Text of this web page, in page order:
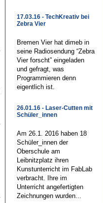
17.03.16 - TechKreativ bei
Zebra Vier
Bremen Vier hat dimeb in
seine Radiosendung “Zebra
Vier forscht” eingeladen
und gefragt, was
Programmieren denn
eigentlich ist.
26.01.16 - Laser-Cutten mit
Schüler_innen
Am 26.1. 2016 haben 18
Schüler_innen der
Oberschule am
Leibnitzplatz ihren
Kunstunterricht im FabLab
verbracht. Ihre im
Unterricht angefertigten
Zeichnungen wurden...